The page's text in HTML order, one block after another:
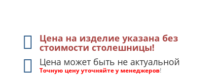
Цена на изделие указана без
стоимости столешницы!
Цена может быть не актуальной
Точную цену уточняйте у менеджеров!